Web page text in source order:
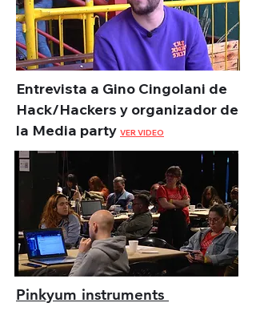
Entrevista a Gino Cingolani de
Hack/Hackers y organizador de
la Media party VER VIDEO
Pinkyum instruments